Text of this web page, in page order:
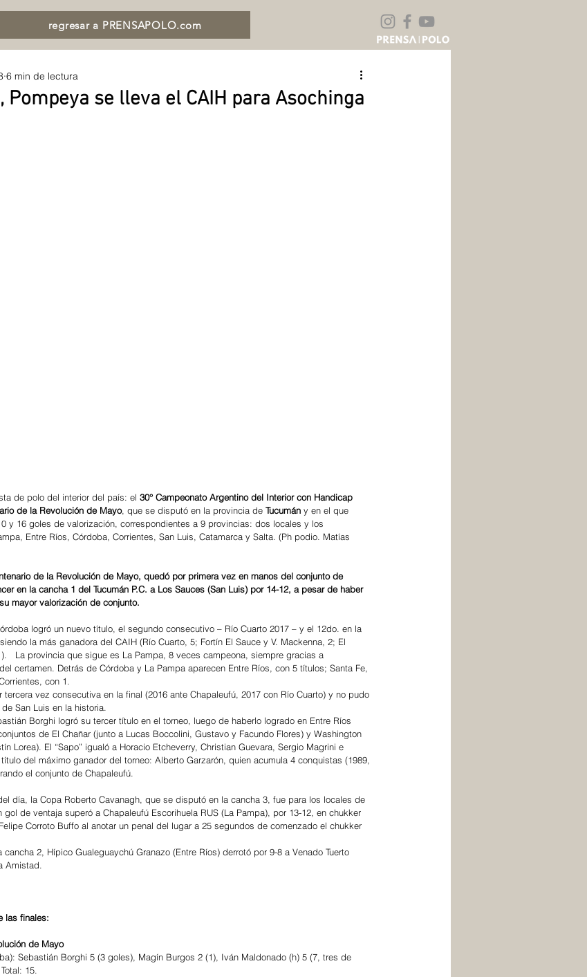
regresar a PRENSAPOLO.com
se lleva el CAIH para Asochinga
6 min de lectura
de polo del interior del país: el 30° Campeonato Argentino del Interior con Handicap
de la Revolución de Mayo, que se disputó en la provincia de Tucumán y en el que
y 16 goles de valorización, correspondientes a 9 provincias: dos locales y los
Entre Ríos, Córdoba, Corrientes, San Luis, Catamarca y Salta. (Ph podio. Matías
de la Revolución de Mayo, quedó por primera vez en manos del conjunto de
en la cancha 1 del Tucumán P.C. a Los Sauces (San Luis) por 14-12, a pesar de haber
mayor valorización de conjunto.
logró un nuevo título, el segundo consecutivo – Río Cuarto 2017 – y el 12do. en la
la más ganadora del CAIH (Río Cuarto, 5; Fortín El Sauce y V. Mackenna, 2; El
La provincia que sigue es La Pampa, 8 veces campeona, siempre gracias a
certamen. Detrás de Córdoba y La Pampa aparecen Entre Ríos, con 5 títulos; Santa Fe,
con 1.
vez consecutiva en la final (2016 ante Chapaleufú, 2017 con Río Cuarto) y no pudo
San Luis en la historia.
Borghi logró su tercer título en el torneo, luego de haberlo logrado en Entre Ríos
de El Chañar (junto a Lucas Boccolini, Gustavo y Facundo Flores) y Washington
Lorea). El “Sapo” igualó a Horacio Etcheverry, Christian Guevara, Sergio Magrini e
del máximo ganador del torneo: Alberto Garzarón, quien acumula 4 conquistas (1989,
el conjunto de Chapaleufú.
día, la Copa Roberto Cavanagh, que se disputó en la cancha 3, fue para los locales de
de ventaja superó a Chapaleufú Escorihuela RUS (La Pampa), por 13-12, en chukker
Corroto Buffo al anotar un penal del lugar a 25 segundos de comenzado el chukker
2, Hípico Gualeguaychú Granazo (Entre Ríos) derrotó por 9-8 a Venado Tuerto
Amistad.
las finales:
de Mayo
Sebastián Borghi 5 (3 goles), Magín Burgos 2 (1), Iván Maldonado (h) 5 (7, tres de
15.